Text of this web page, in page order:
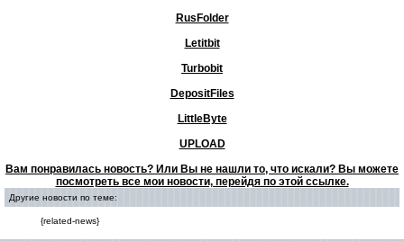
RusFolder
Letitbit
Turbobit
DepositFiles
LittleByte
UPLOAD
Вам понравилась новость? Или Вы не нашли то, что искали? Вы можете
посмотреть все мои новости, перейдя по этой ссылке.
Другие новости по теме:
{related-news}